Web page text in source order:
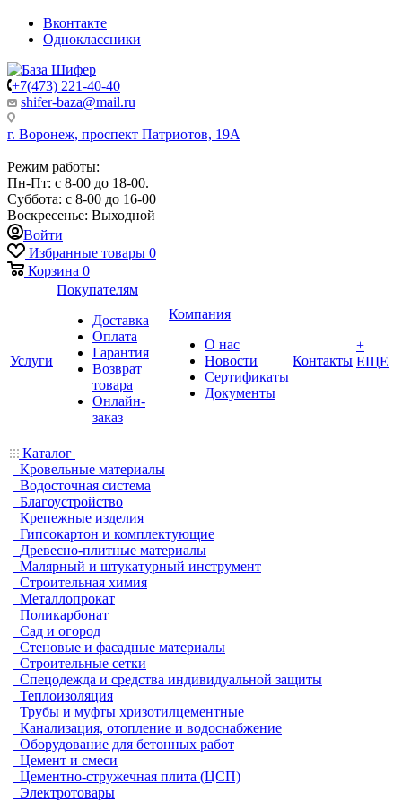
Вконтакте
Одноклассники
+7(473) 221-40-40
shifer-baza@mail.ru
г. Воронеж, проспект Патриотов, 19А
Режим работы:
Пн-Пт: с 8-00 до 18-00.
Суббота: с 8-00 до 16-00
Воскресенье: Выходной
Войти
Избранные товары 0
Корзина 0
Услуги
Покупателям
Доставка
Оплата
Гарантия
Возврат
товара
Онлайн-
заказ
Компания
О нас
Новости
Сертификаты
Документы
Контакты
+
ЕЩЕ
Каталог
Кровельные материалы
Водосточная система
Благоустройство
Крепежные изделия
Гипсокартон и комплектующие
Древесно-плитные материалы
Малярный и штукатурный инструмент
Строительная химия
Металлопрокат
Поликарбонат
Сад и огород
Стеновые и фасадные материалы
Строительные сетки
Спецодежда и средства индивидуальной защиты
Теплоизоляция
Трубы и муфты хризотилцементные
Канализация, отопление и водоснабжение
Оборудование для бетонных работ
Цемент и смеси
Цементно-стружечная плита (ЦСП)
Электротовары